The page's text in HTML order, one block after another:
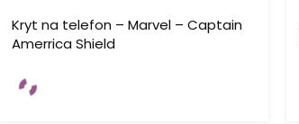
Kryt na telefon – Marvel – Captain
Amerrica Shield